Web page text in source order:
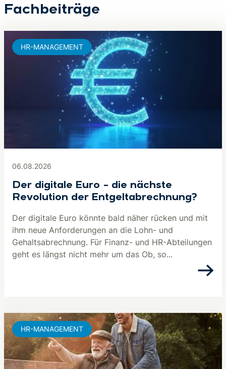
Fachbeiträge
06.08.2026
Der digitale Euro – die nächste
Revolution der Entgeltabrechnung?
Der digitale Euro könnte bald näher rücken und mit
ihm neue Anforderungen an die Lohn- und
Gehaltsabrechnung. Für Finanz- und HR-Abteilungen
geht es längst nicht mehr um das Ob, so...
HR-MANAGEMENT
HR-MANAGEMENT